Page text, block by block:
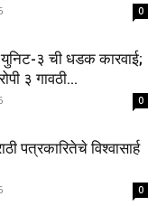
0
युनिट-३ ची धडक कारवाई;
३ गावठी...
0
पत्रकारितेचे विश्वासार्ह
0